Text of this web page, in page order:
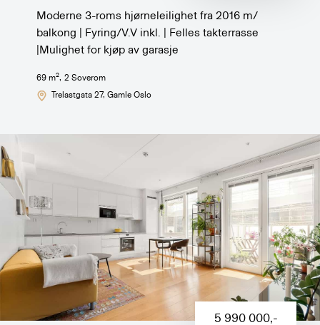
Moderne 3-roms hjørneleilighet fra 2016 m/
balkong | Fyring/V.V inkl. | Felles takterrasse
|Mulighet for kjøp av garasje
69 m2, 2 Soverom
Trelastgata 27, Gamle Oslo
5 990 000,-